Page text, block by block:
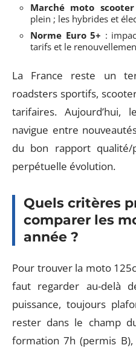
Marché moto scooter
plein ; les hybrides et
Norme Euro 5+ :
tarifs et le
La France reste un
roadsters sportifs,
tarifaires. Aujourd’hui,
navigue entre
du bon rapport
perpétuelle évolution.
Quels critères
comparer les
année ?
Pour trouver la moto
faut regarder au-delà
puissance, toujours
rester dans le champ
formation 7h (permis